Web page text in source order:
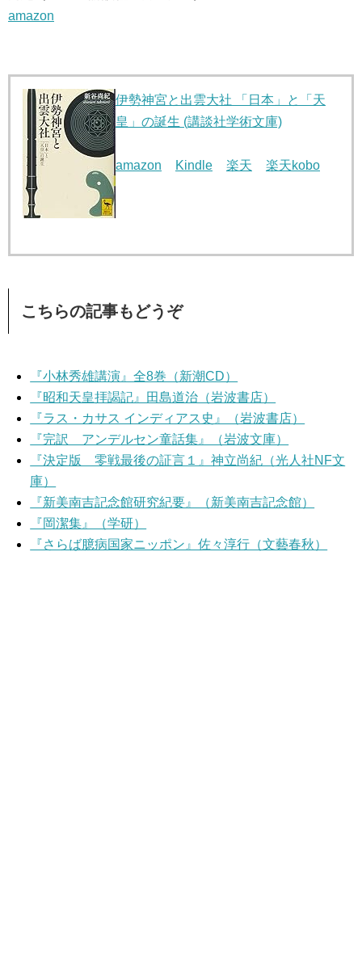
amazon
伊勢神宮と出雲大社 「日本」と「天
皇」の誕生 (講談社学術文庫)
amazon Kindle 楽天 楽天kobo
こちらの記事もどうぞ
『小林秀雄講演』全8巻（新潮CD）
『昭和天皇拝謁記』田島道治（岩波書店）
『ラス・カサス インディアス史』（岩波書店）
『完訳 アンデルセン童話集』（岩波文庫）
『決定版 零戦最後の証言１』神立尚紀（光人社NF文
庫）
『新美南吉記念館研究紀要』（新美南吉記念館）
『岡潔集』（学研）
『さらば臆病国家ニッポン』佐々淳行（文藝春秋）